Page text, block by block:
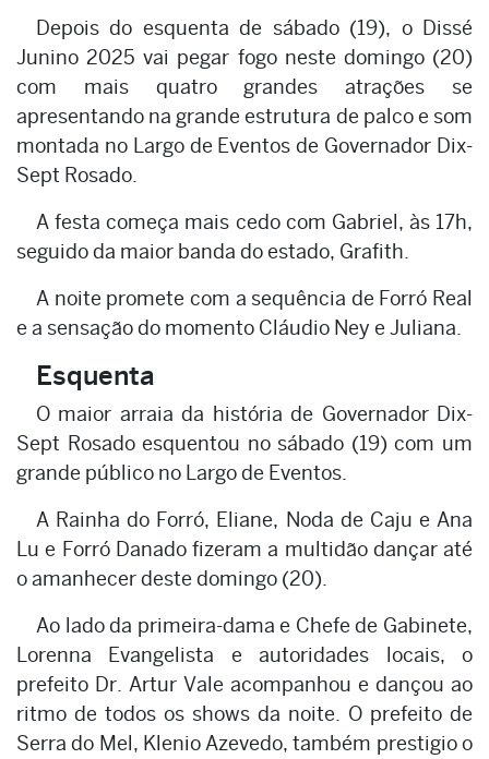
Depois do esquenta de sábado (19), o Dissé
Junino 2025 vai pegar fogo neste domingo (20)
com mais quatro grandes atrações se
apresentando na grande estrutura de palco e som
montada no Largo de Eventos de Governador Dix-
Sept Rosado.
A festa começa mais cedo com Gabriel, às 17h,
seguido da maior banda do estado, Grafith.
A noite promete com a sequência de Forró Real
e a sensação do momento Cláudio Ney e Juliana.
Esquenta
O maior arraia da história de Governador Dix-
Sept Rosado esquentou no sábado (19) com um
grande público no Largo de Eventos.
A Rainha do Forró, Eliane, Noda de Caju e Ana
Lu e Forró Danado fizeram a multidão dançar até
o amanhecer deste domingo (20).
Ao lado da primeira-dama e Chefe de Gabinete,
Lorenna Evangelista e autoridades locais, o
prefeito Dr. Artur Vale acompanhou e dançou ao
ritmo de todos os shows da noite. O prefeito de
Serra do Mel, Klenio Azevedo, também prestigio o